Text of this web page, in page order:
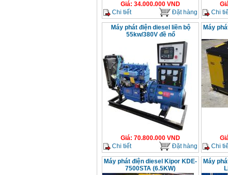
Giá: 34.000.000 VND
Chi tiết
Đặt hàng
Chi
Máy phát điện diesel liền bộ
55kw/380V đề nổ
Giá: 70.800.000 VND
Chi tiết
Đặt hàng
Máy
Chi
Máy phát điện diesel Kipor KDE-
7500STA (6.5KW)
Máy